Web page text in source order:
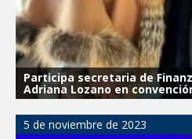
Participa secretaria de
Adriana Lozano en
5 de noviembre de 2023